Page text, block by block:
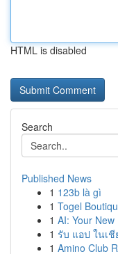
HTML is disabled
Search
Published News
1 123b là gì
1 Togel
1 AI: Your
1 รับ แอป ในเ
1 Amino Club